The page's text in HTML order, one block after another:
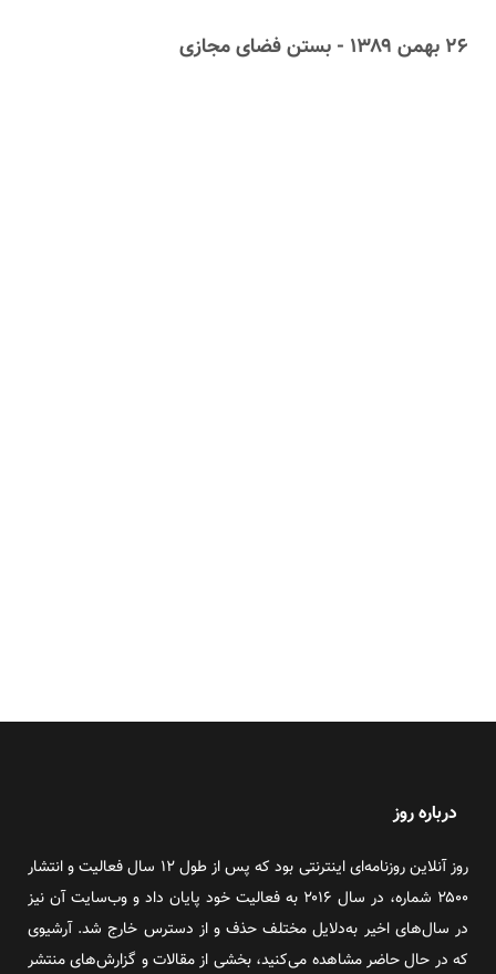
۲۶ بهمن ۱۳۸۹ - بستن فضای مجازی
درباره روز
روز آنلاین روزنامه‌ای اینترنتی بود که پس از طول ۱۲ سال فعالیت و انتشار
۲۵۰۰ شماره، در سال ۲۰۱۶ به فعالیت خود پایان داد و وب‌سایت آن نیز
در سال‌های اخیر به‌دلایل مختلف حذف و از دسترس خارج شد. آرشیوی
که در حال حاضر مشاهده می‌کنید، بخشی از مقالات و گزارش‌های منتشر